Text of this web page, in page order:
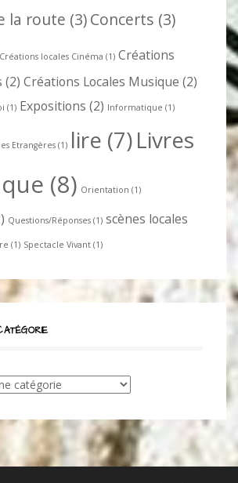
la route (3)Concerts (3)
Créations locales Cinéma (1) Créations
(2) Créations Locales Musique (2)
(1) Expositions (2) Informatique (1)
Etrangères (1) lire (7)Livres
(8) Orientation (1)
Questions/Réponses (1) scènes locales
(1) Spectacle Vivant (1)